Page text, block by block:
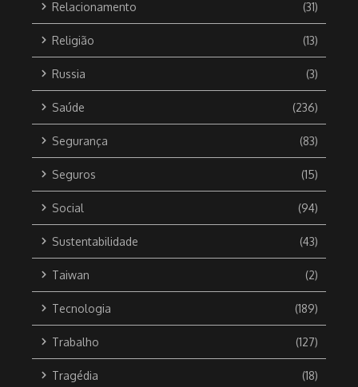
Relacionamento (31)
Religião (13)
Russia (3)
Saúde (236)
Segurança (83)
Seguros (15)
Social (94)
Sustentabilidade (43)
Taiwan (2)
Tecnologia (189)
Trabalho (127)
Tragédia (18)